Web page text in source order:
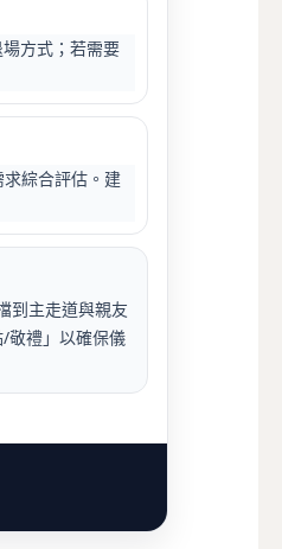
方式；若需要
求綜合評估。建
到主走道與親友
敬禮」以確保儀